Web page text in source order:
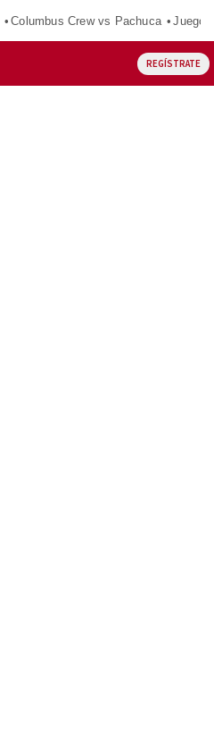
Columbus Crew vs Pachuca
REGÍSTRATE